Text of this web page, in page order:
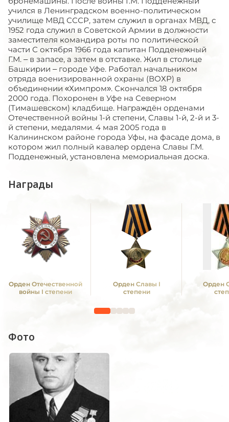
учился в Ленинградском военно-политическом
училище МВД СССР, затем служил в органах МВД, с
1952 года служил в Советской Армии в должности
заместителя командира роты по политической
части С октября 1966 года капитан Подденежный
Г.М. – в запасе, а затем в отставке. Жил в столице
Башкирии – городе Уфе. Работал начальником
отряда военизированной охраны (ВОХР) в
объединении «Химпром». Скончался 18 октября
2000 года. Похоронен в Уфе на Северном
(Тимашевском) кладбище. Награждён орденами
Отечественной войны 1-й степени, Славы 1-й, 2-й и 3-
й степени, медалями. 4 мая 2005 года в
Калининском районе города Уфы, на фасаде дома, в
котором жил полный кавалер ордена Славы Г.М.
Подденежный, установлена мемориальная доска.
Награды
Орден Отечественной
войны I степени
Орден Славы I
степени
Орден
Фото